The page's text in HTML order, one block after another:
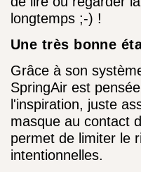
longtemps ;-) !
Une très bonne
Grâce à son
SpringAir est
l'inspiration, juste
masque au contact
permet de limiter le
intentionnelles.